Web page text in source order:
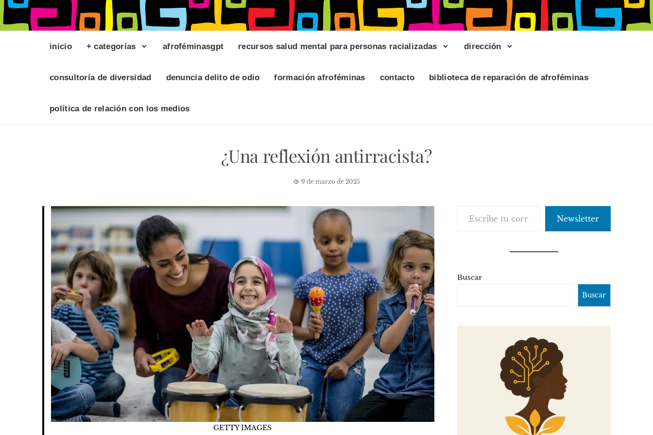
inicio + categorías afroféminasgpt recursos salud mental para personas racializadas dirección
consultoría de diversidad denuncia delito de odio formación afroféminas contacto biblioteca de reparación de afroféminas
política de relación con los medios
¿Una reflexión antirracista?
9 de marzo de 2025
GETTY IMAGES
Newsletter
Buscar
Buscar